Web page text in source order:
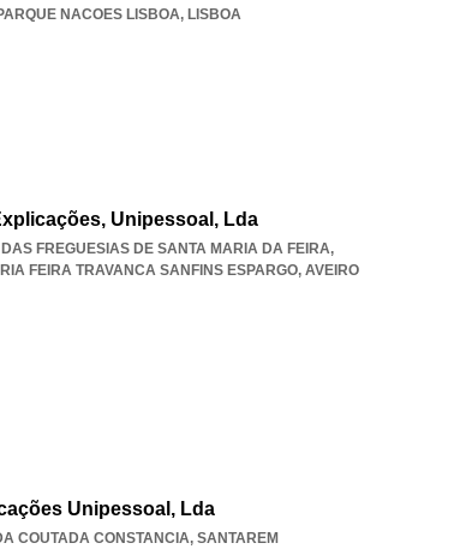
NACOES LISBOA, LISBOA
Unipessoal, Lda
FREGUESIAS DE SANTA MARIA DA FEIRA,
FEIRA TRAVANCA SANFINS ESPARGO, AVEIRO
Unipessoal, Lda
COUTADA CONSTANCIA, SANTAREM